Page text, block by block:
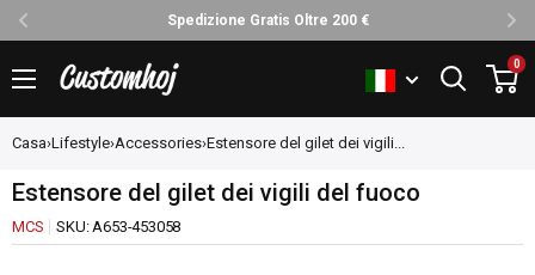
Spedizione Gratis Oltre 200 €
contenuto
Customhoj
0
Casa›Lifestyle›Accessories›Estensore del gilet dei vigili...
Estensore del gilet dei vigili del fuoco
MCS SKU:A653-453058